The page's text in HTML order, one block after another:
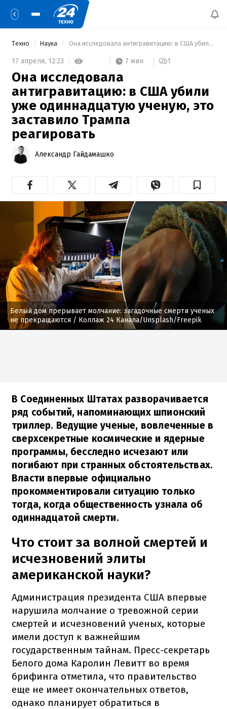
Техно Наука Она исследовала антигравитацию: в США убили уже одиннадцатую ученую, это заставило Трампа реагировать
17 апреля, 12:23 7 мин 1
Она исследовала
антигравитацию: в США убили
уже одиннадцатую ученую, это
заставило Трампа
реагировать
Александр Гайдамашко
Белый дом прерывает молчание: загадочные смерти ученых
не прекращаются / Коллаж 24 Канала/Unsplash/Freepik
В Соединенных Штатах разворачивается
ряд событий, напоминающих шпионский
триллер. Ведущие ученые, вовлеченные в
сверхсекретные космические и ядерные
программы, бесследно исчезают или
погибают при странных обстоятельствах.
Власти впервые официально
прокомментировали ситуацию только
тогда, когда общественность узнала об
одиннадцатой смерти.
Что стоит за волной смертей и
исчезновений элиты
американской науки?
Администрация президента США впервые
нарушила молчание о тревожной серии
смертей и исчезновений ученых, которые
имели доступ к важнейшим
государственным тайнам. Пресс-секретарь
Белого дома Каролин Левитт во время
брифинга отметила, что правительство
еще не имеет окончательных ответов,
однако планирует обратиться в